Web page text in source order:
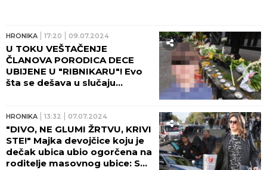
HRONIKA 17:20 09.07.2024
U TOKU VEŠTAČENJE
ČLANOVA PORODICA DECE
UBIJENE U "RIBNIKARU"! Evo
šta se dešava u slučaju
HRONIKA 13:32 07.07.2024
"DIVO, NE GLUMI ŽRTVU, KRIVI
STE!" Majka devojčice koju je
dečak ubica ubio ogorčena na
roditelje masovnog ubice: SVE